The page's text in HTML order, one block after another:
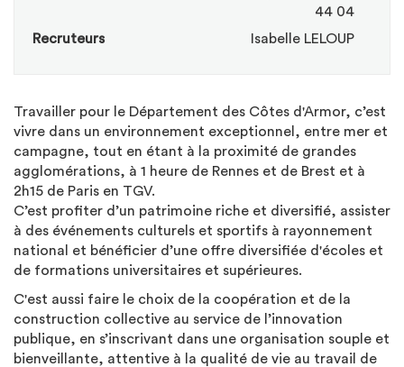
44 04
Recruteurs
Isabelle LELOUP
Travailler pour le Département des Côtes d'Armor, c’est
vivre dans un environnement exceptionnel, entre mer et
campagne, tout en étant à la proximité de grandes
agglomérations, à 1 heure de Rennes et de Brest et à
2h15 de Paris en TGV.
C’est profiter d’un patrimoine riche et diversifié, assister
à des événements culturels et sportifs à rayonnement
national et bénéficier d’une offre diversifiée d'écoles et
de formations universitaires et supérieures.
C'est aussi faire le choix de la coopération et de la
construction collective au service de l’innovation
publique, en s’inscrivant dans une organisation souple et
bienveillante, attentive à la qualité de vie au travail de